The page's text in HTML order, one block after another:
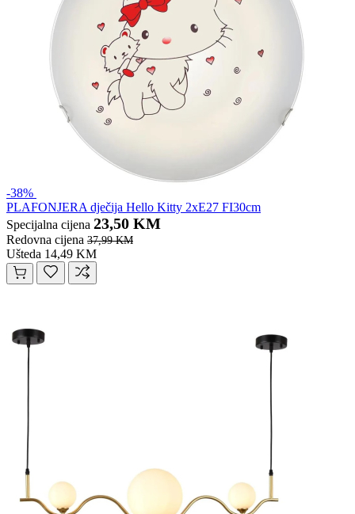
-38%
PLAFONJERA dječija Hello Kitty 2xE27 FI30cm
Specijalna cijena 23,50 KM
Redovna cijena 37,99 KM
Ušteda 14,49 KM